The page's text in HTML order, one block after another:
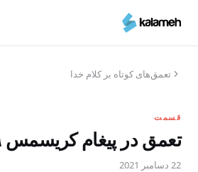
محتوای
تعمق‌های کوتاه بر کلام خدا
قسمت
تعمق در پیغام کریسمس ۹
22 دسامبر 2021